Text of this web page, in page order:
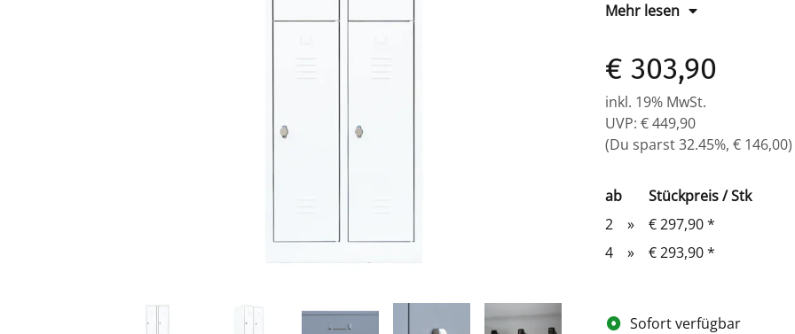
Maße: H 1800 x B 600 x T
Mehr lesen
€ 303,90
inkl. 19% MwSt.
UVP: € 449,90
(Du sparst32.45%, € 146,00)
ab
Stückpreis / Stk
2
» € 297,90*
4
» € 293,90*
Sofort verfügbar